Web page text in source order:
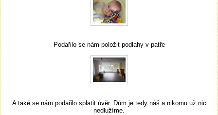
Podařilo se nám položit podlahy v patře
A také se nám podařilo splatit úvěr. Dům je tedy náš a nikomu už nic
nedlužíme.